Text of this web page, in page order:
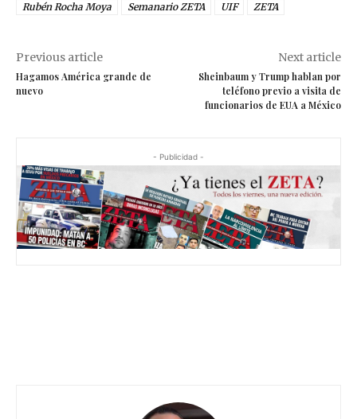
Rubén Rocha Moya
Semanario ZETA UIF ZETA
Previous article
Hagamos América grande de
nuevo
Next article
Sheinbaum y Trump hablan por
teléfono previo a visita de
funcionarios de EUA a México
- Publicidad -